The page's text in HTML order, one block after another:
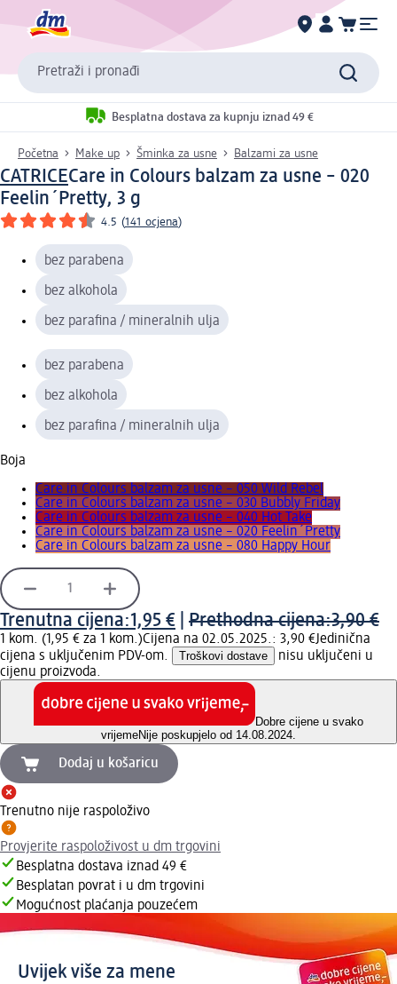
Pretraži i pronađi
Besplatna dostava za kupnju iznad 49 €
Početna Make up Šminka za usne Balzami za usne
CATRICECare in Colours balzam za usne – 020
Feelin´Pretty, 3 g
4.5 (141 ocjena)
bez parabena
bez alkohola
bez parafina / mineralnih ulja
bez parabena
bez alkohola
bez parafina / mineralnih ulja
Boja
Care in Colours balzam za usne – 050 Wild Rebel
Care in Colours balzam za usne – 030 Bubbly Friday
Care in Colours balzam za usne – 040 Hot Take
Care in Colours balzam za usne – 020 Feelin´Pretty
Care in Colours balzam za usne – 080 Happy Hour
Trenutna cijena:1,95 € Prethodna cijena:3,90 €
1 kom. (1,95 € za 1 kom.)Cijena na 02.05.2025.: 3,90 €Jedinična
cijena s uključenim PDV-om.
Troškovi dostave
nisu uključeni u
cijenu proizvoda.
Dobre cijene u svako
vrijemeNije poskupjelo od 14.08.2024.
Dodaj u košaricu
Trenutno nije raspoloživo
Provjerite raspoloživost u dm trgovini
Besplatna dostava iznad 49 €
Besplatan povrat i u dm trgovini
Mogućnost plaćanja pouzećem
Uvijek više za mene